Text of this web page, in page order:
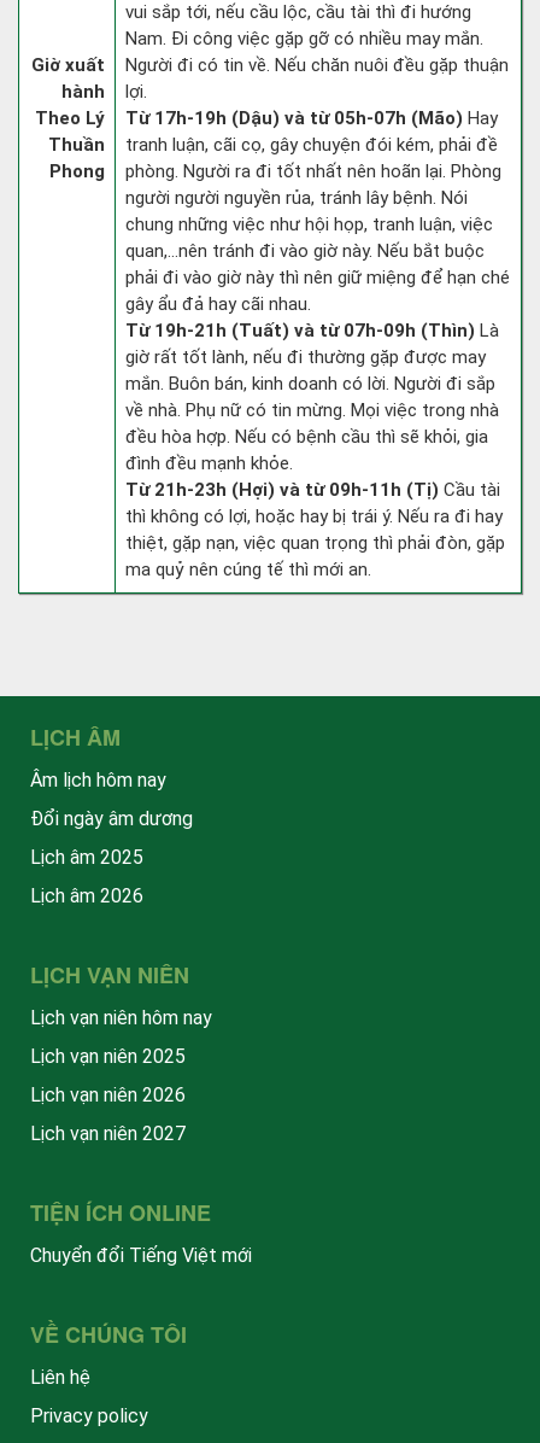
Giờ xuất
hành
Theo Lý
Thuần
Phong
vui sắp tới, nếu cầu lộc, cầu tài thì đi hướng
Nam. Đi công việc gặp gỡ có nhiều may mắn.
Người đi có tin về. Nếu chăn nuôi đều gặp thuận
lợi.
Từ 17h-19h (Dậu) và từ 05h-07h (Mão) Hay
tranh luận, cãi cọ, gây chuyện đói kém, phải đề
phòng. Người ra đi tốt nhất nên hoãn lại. Phòng
người người nguyền rủa, tránh lây bệnh. Nói
chung những việc như hội họp, tranh luận, việc
quan,…nên tránh đi vào giờ này. Nếu bắt buộc
phải đi vào giờ này thì nên giữ miệng để hạn ché
gây ẩu đả hay cãi nhau.
Từ 19h-21h (Tuất) và từ 07h-09h (Thìn) Là
giờ rất tốt lành, nếu đi thường gặp được may
mắn. Buôn bán, kinh doanh có lời. Người đi sắp
về nhà. Phụ nữ có tin mừng. Mọi việc trong nhà
đều hòa hợp. Nếu có bệnh cầu thì sẽ khỏi, gia
đình đều mạnh khỏe.
Từ 21h-23h (Hợi) và từ 09h-11h (Tị) Cầu tài
thì không có lợi, hoặc hay bị trái ý. Nếu ra đi hay
thiệt, gặp nạn, việc quan trọng thì phải đòn, gặp
ma quỷ nên cúng tế thì mới an.
LỊCH ÂM
Âm lịch hôm nay
Đổi ngày âm dương
Lịch âm 2025
Lịch âm 2026
LỊCH VẠN NIÊN
Lịch vạn niên hôm nay
Lịch vạn niên 2025
Lịch vạn niên 2026
Lịch vạn niên 2027
TIỆN ÍCH ONLINE
Chuyển đổi Tiếng Việt mới
VỀ CHÚNG TÔI
Liên hệ
Privacy policy